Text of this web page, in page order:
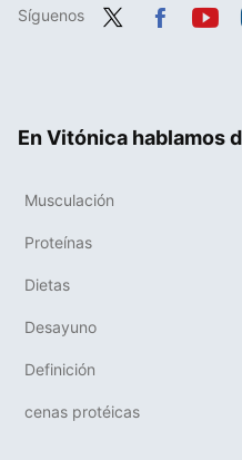
Síguenos
En Vitónica hablamos
Musculación
Proteínas
Dietas
Desayuno
Definición
cenas protéicas